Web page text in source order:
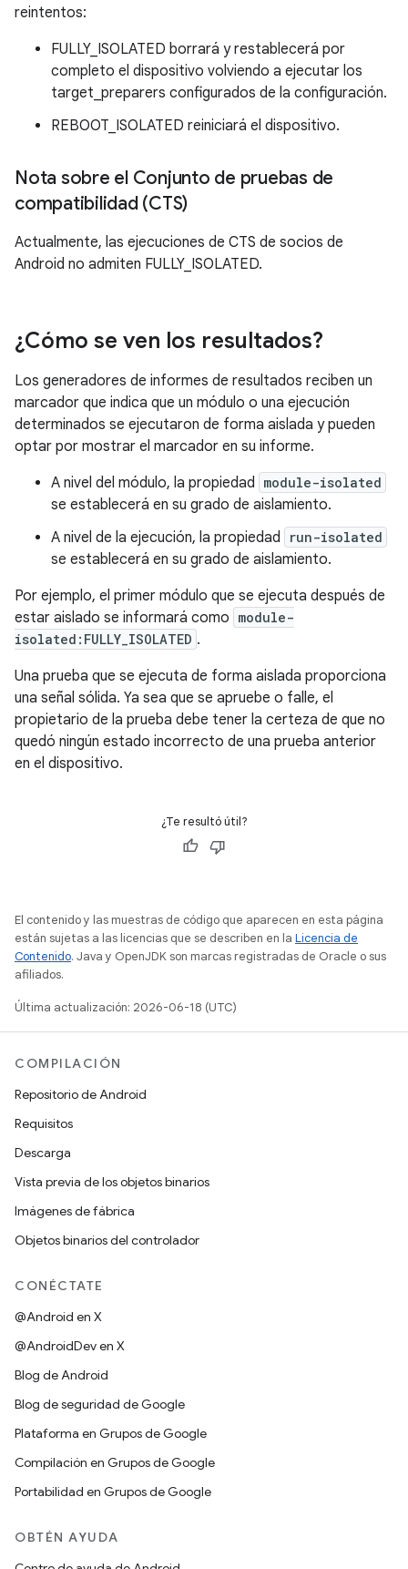
reintentos:
FULLY_ISOLATED borrará y restablecerá por
completo el dispositivo volviendo a ejecutar los
target_preparers configurados de la configuración.
REBOOT_ISOLATED reiniciará el dispositivo.
Nota sobre el Conjunto de pruebas de
compatibilidad (CTS)
Actualmente, las ejecuciones de CTS de socios de
Android no admiten FULLY_ISOLATED.
¿Cómo se ven los resultados?
Los generadores de informes de resultados reciben un
marcador que indica que un módulo o una ejecución
determinados se ejecutaron de forma aislada y pueden
optar por mostrar el marcador en su informe.
A nivel del módulo, la propiedad module-isolated
se establecerá en su grado de aislamiento.
A nivel de la ejecución, la propiedad
run-isolated
se establecerá en su grado de aislamiento.
Por ejemplo, el primer módulo que se ejecuta después de
estar aislado se informará como module-
isolated:FULLY_ISOLATED .
Una prueba que se ejecuta de forma aislada proporciona
una señal sólida. Ya sea que se apruebe o falle, el
propietario de la prueba debe tener la certeza de que no
quedó ningún estado incorrecto de una prueba anterior
en el dispositivo.
¿Te resultó útil?
El contenido y las muestras de código que aparecen en esta página
están sujetas a las licencias que se describen en la Licencia de
Contenido. Java y OpenJDK son marcas registradas de Oracle o sus
afiliados.
Última actualización: 2026-06-18 (UTC)
COMPILACIÓN
Repositorio de Android
Requisitos
Descarga
Vista previa de los objetos binarios
Imágenes de fábrica
Objetos binarios del controlador
CONÉCTATE
@Android en X
@AndroidDev en X
Blog de Android
Blog de seguridad de Google
Plataforma en Grupos de Google
Compilación en Grupos de Google
Portabilidad en Grupos de Google
OBTÉN AYUDA